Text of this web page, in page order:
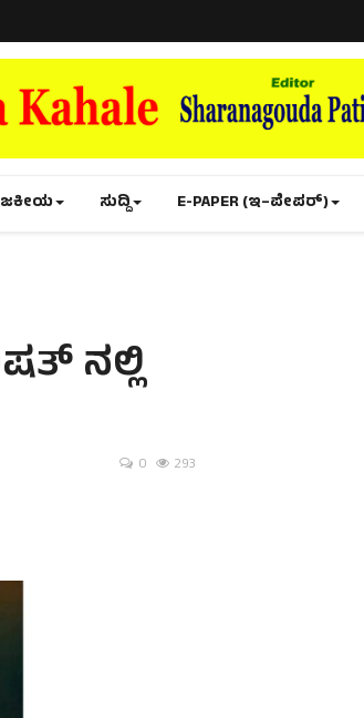
ಸುದ್ದಿ E-PAPER (ಇ–ಪೇಪರ್‌)
ನಲ್ಲಿ
0 293